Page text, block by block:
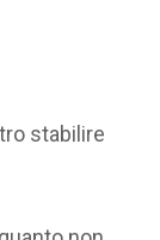
stabilire